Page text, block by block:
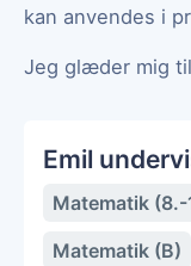
kan anvendes i
Jeg glæder mig
Emil
Matematik
Matematik (B)